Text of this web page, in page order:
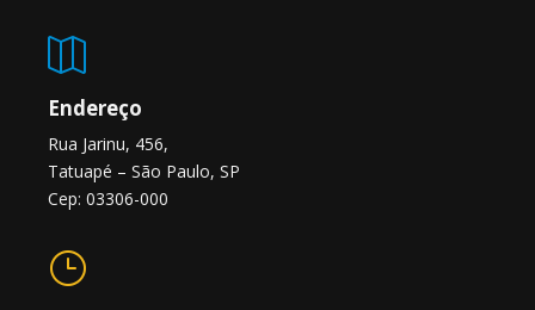

Endereço
Rua Jarinu, 456,
Tatuapé – São Paulo, SP
Cep: 03306-000
}